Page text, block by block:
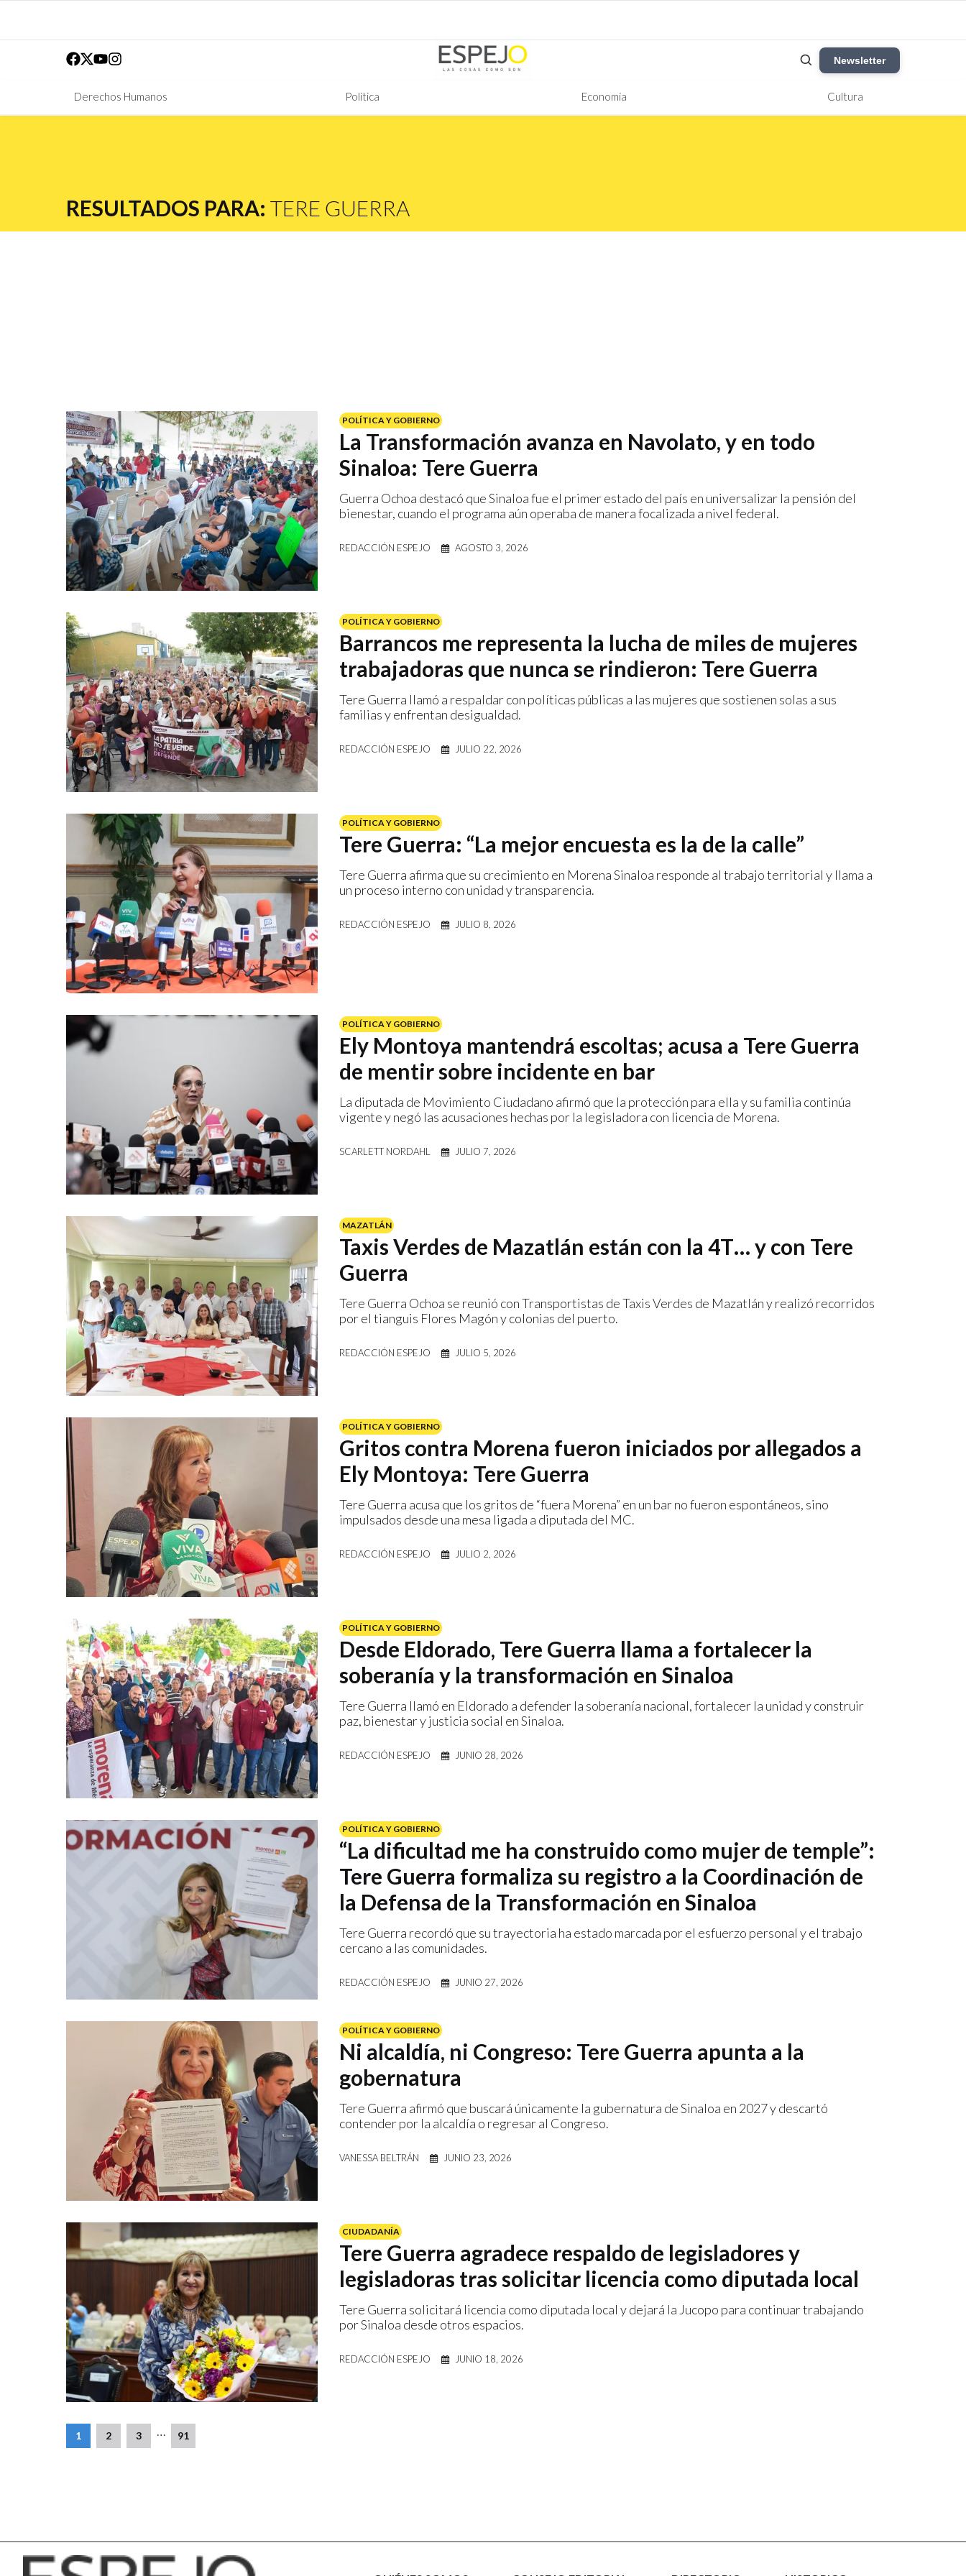
Newsletter
Derechos Humanos Política Economía Cultura
RESULTADOS PARA: TERE GUERRA
POLÍTICA Y GOBIERNO
La Transformación avanza en Navolato, y en todo
Sinaloa: Tere Guerra
Guerra Ochoa destacó que Sinaloa fue el primer estado del país en universalizar la pensión del
bienestar, cuando el programa aún operaba de manera focalizada a nivel federal.
REDACCIÓN ESPEJO AGOSTO 3, 2026
POLÍTICA Y GOBIERNO
Barrancos me representa la lucha de miles de mujeres
trabajadoras que nunca se rindieron: Tere Guerra
Tere Guerra llamó a respaldar con políticas públicas a las mujeres que sostienen solas a sus
familias y enfrentan desigualdad.
REDACCIÓN ESPEJO JULIO 22, 2026
POLÍTICA Y GOBIERNO
Tere Guerra: “La mejor encuesta es la de la calle”
Tere Guerra afirma que su crecimiento en Morena Sinaloa responde al trabajo territorial y llama a
un proceso interno con unidad y transparencia.
REDACCIÓN ESPEJO JULIO 8, 2026
POLÍTICA Y GOBIERNO
Ely Montoya mantendrá escoltas; acusa a Tere Guerra
de mentir sobre incidente en bar
La diputada de Movimiento Ciudadano afirmó que la protección para ella y su familia continúa
vigente y negó las acusaciones hechas por la legisladora con licencia de Morena.
SCARLETT NORDAHL JULIO 7, 2026
MAZATLÁN
Taxis Verdes de Mazatlán están con la 4T… y con Tere
Guerra
Tere Guerra Ochoa se reunió con Transportistas de Taxis Verdes de Mazatlán y realizó recorridos
por el tianguis Flores Magón y colonias del puerto.
REDACCIÓN ESPEJO JULIO 5, 2026
POLÍTICA Y GOBIERNO
Gritos contra Morena fueron iniciados por allegados a
Ely Montoya: Tere Guerra
Tere Guerra acusa que los gritos de “fuera Morena” en un bar no fueron espontáneos, sino
impulsados desde una mesa ligada a diputada del MC.
REDACCIÓN ESPEJO JULIO 2, 2026
POLÍTICA Y GOBIERNO
Desde Eldorado, Tere Guerra llama a fortalecer la
soberanía y la transformación en Sinaloa
Tere Guerra llamó en Eldorado a defender la soberanía nacional, fortalecer la unidad y construir
paz, bienestar y justicia social en Sinaloa.
REDACCIÓN ESPEJO JUNIO 28, 2026
POLÍTICA Y GOBIERNO
“La dificultad me ha construido como mujer de temple”:
Tere Guerra formaliza su registro a la Coordinación de
la Defensa de la Transformación en Sinaloa
Tere Guerra recordó que su trayectoria ha estado marcada por el esfuerzo personal y el trabajo
cercano a las comunidades.
REDACCIÓN ESPEJO JUNIO 27, 2026
POLÍTICA Y GOBIERNO
Ni alcaldía, ni Congreso: Tere Guerra apunta a la
gobernatura
Tere Guerra afirmó que buscará únicamente la gubernatura de Sinaloa en 2027 y descartó
contender por la alcaldía o regresar al Congreso.
VANESSA BELTRÁN JUNIO 23, 2026
CIUDADANÍA
Tere Guerra agradece respaldo de legisladores y
legisladoras tras solicitar licencia como diputada local
Tere Guerra solicitará licencia como diputada local y dejará la Jucopo para continuar trabajando
por Sinaloa desde otros espacios.
REDACCIÓN ESPEJO JUNIO 18, 2026
1 2 3 … 91